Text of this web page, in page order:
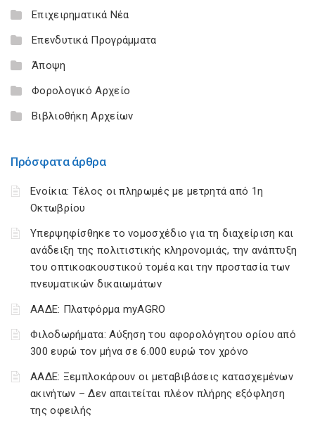
Επιχειρηματικά Νέα
Επενδυτικά Προγράμματα
Άποψη
Φορολογικό Αρχείο
Βιβλιοθήκη Αρχείων
Πρόσφατα άρθρα
Ενοίκια: Τέλος οι πληρωμές με μετρητά από 1η
Οκτωβρίου
Υπερψηφίσθηκε το νομοσχέδιο για τη διαχείριση και
ανάδειξη της πολιτιστικής κληρονομιάς, την ανάπτυξη
του οπτικοακουστικού τομέα και την προστασία των
πνευματικών δικαιωμάτων
ΑΑΔΕ: Πλατφόρμα myAGRO
Φιλοδωρήματα: Αύξηση του αφορολόγητου ορίου από
300 ευρώ τον μήνα σε 6.000 ευρώ τον χρόνο
ΑΑΔΕ: Ξεμπλοκάρουν οι μεταβιβάσεις κατασχεμένων
ακινήτων – Δεν απαιτείται πλέον πλήρης εξόφληση
της οφειλής